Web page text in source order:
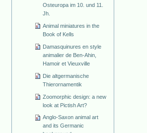
Osteuropa im 10. und 11.
Jh.
Animal miniatures in the
Book of Kells
Damasquinures en style
animalier de Ben-Ahin,
Hamoir et Vieuxville
Die altgermanische
Thierornamentik
Zoomorphic design: a new
look at Pictish Art?
Anglo-Saxon animal art
and its Germanic